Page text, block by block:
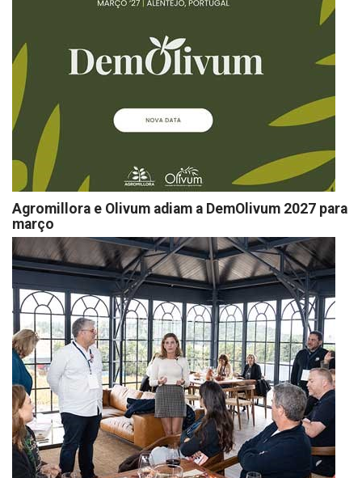
Agromillora e Olivum adiam a DemOlivum 2027 para
março